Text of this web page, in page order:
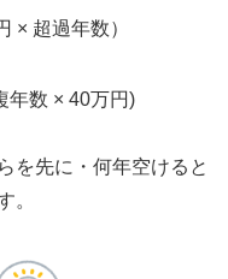
× 超過年数）
年数 × 40万円)
を先に・何年空けると
。